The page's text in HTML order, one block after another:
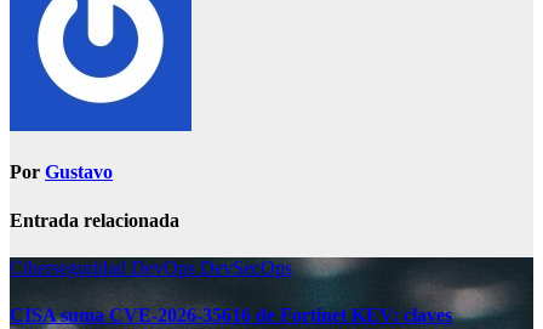
Por Gustavo
Entrada relacionada
Ciberseguridad DevOps DevSecOps
CISA suma CVE-2026-35616 de Fortinet KEV: claves